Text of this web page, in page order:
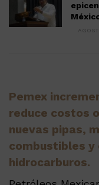
Pemex
reduce costos
nuevas pipas,
combustibles y
hidrocarburos.